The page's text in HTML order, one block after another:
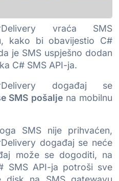
vraća SMS
kako bi obavijestio C#
je SMS uspješno dodan
C# SMS API-ja.
događaj se
SMS pošaljena mobilnu
SMS nije prihvaćen,
događaj se neće
može se dogoditi, na
SMS API-ja potroši sve